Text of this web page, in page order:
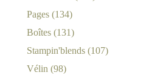
Pages (134)
Boîtes (131)
Stampin'blends (107)
Vélin (98)